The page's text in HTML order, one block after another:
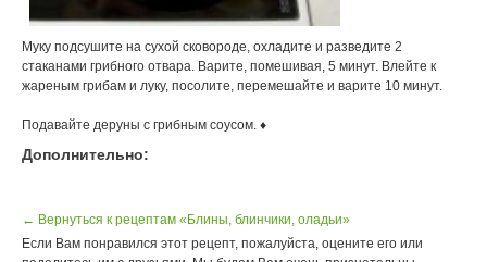
Муку подсушите на сухой сковороде, охладите и разведите 2
стаканами грибного отвара. Варите, помешивая, 5 минут. Влейте к
жареным грибам и луку, посолите, перемешайте и варите 10 минут.
Подавайте деруны с грибным соусом. ♦
Дополнительно:
← Вернуться к рецептам «Блины, блинчики, оладьи»
Если Вам понравился этот рецепт, пожалуйста, оцените его или